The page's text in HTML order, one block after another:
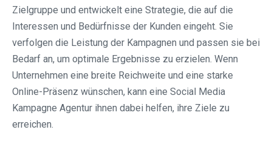
Zielgruppe und entwickelt eine Strategie, die auf die
Interessen und Bedürfnisse der Kunden eingeht. Sie
verfolgen die Leistung der Kampagnen und passen sie bei
Bedarf an, um optimale Ergebnisse zu erzielen. Wenn
Unternehmen eine breite Reichweite und eine starke
Online-Präsenz wünschen, kann eine Social Media
Kampagne Agentur ihnen dabei helfen, ihre Ziele zu
erreichen.